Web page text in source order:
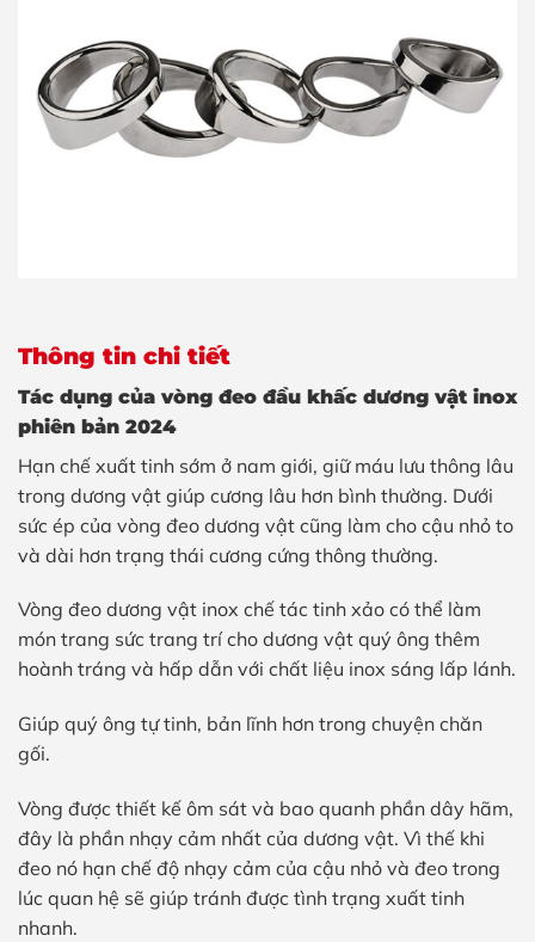
Thông tin chi tiết
Tác dụng của vòng đeo đầu khấc dương vật inox
phiên bản 2024
Hạn chế xuất tinh sớm ở nam giới, giữ máu lưu thông lâu
trong dương vật giúp cương lâu hơn bình thường. Dưới
sức ép của vòng đeo dương vật cũng làm cho cậu nhỏ to
và dài hơn trạng thái cương cứng thông thường.
Vòng đeo dương vật inox chế tác tinh xảo có thể làm
món trang sức trang trí cho dương vật quý ông thêm
hoành tráng và hấp dẫn với chất liệu inox sáng lấp lánh.
Giúp quý ông tự tinh, bản lĩnh hơn trong chuyện chăn
gối.
Vòng được thiết kế ôm sát và bao quanh phần dây hãm,
đây là phần nhạy cảm nhất của dương vật. Vì thế khi
đeo nó hạn chế độ nhạy cảm của cậu nhỏ và đeo trong
lúc quan hệ sẽ giúp tránh được tình trạng xuất tinh
nhanh.